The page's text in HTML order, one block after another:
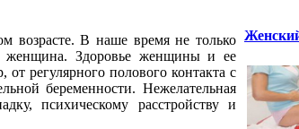
возрасте. В наше время не только
женщина. Здоровье женщины и ее
от регулярного полового контакта с
беременности. Нежелательная
психическому расстройству и